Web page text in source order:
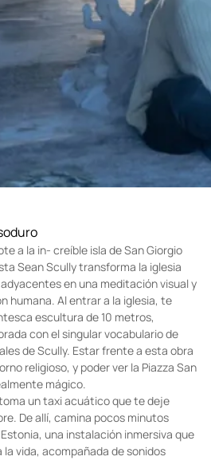
a la in- creíble isla de San Giorgio
Sean Scully transforma la iglesia
en una meditación visual y
humana. Al entrar a la iglesia, te
escultura de 10 metros,
con el singular vocabulario de
de Scully. Estar frente a esta obra
religioso, y poder ver la Piazza San
mágico.
un taxi acuático que te deje
De allí, camina pocos minutos
una instalación inmersiva que
vida, acompañada de sonidos